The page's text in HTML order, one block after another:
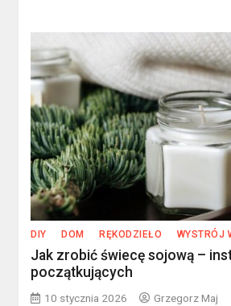
DIY DOM RĘKODZIEŁO WYSTRÓJ
Jak zrobić świecę sojową –
początkujących
10 stycznia 2026 Grzegorz Maj